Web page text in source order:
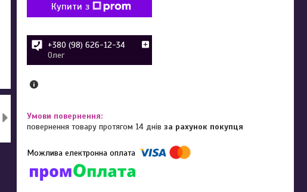
Купити з
+380 (98) 626-12-34
Олег
повернення товару протягом 14 днівза рахунок покупця